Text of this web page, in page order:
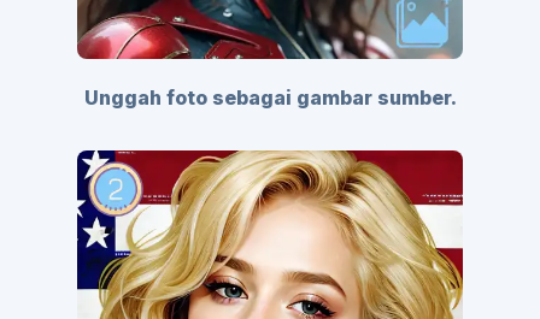
Unggah foto sebagai gambar sumber.